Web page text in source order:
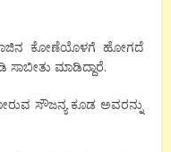
ಗಾಜಿನ ಕೋಣೆಯೊಳಗೆ ಹೋಗದೆ
ಮಾಡಿದ್ದಾರೆ.
ಸೌಜನ್ಯ ಕೂಡ ಅವರನ್ನು